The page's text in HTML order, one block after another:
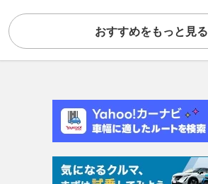
おすすめをもっと見る